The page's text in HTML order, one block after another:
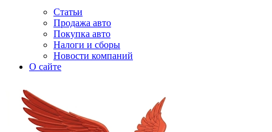
Статьи
Продажа авто
Покупка авто
Налоги и сборы
Новости компаний
О сайте